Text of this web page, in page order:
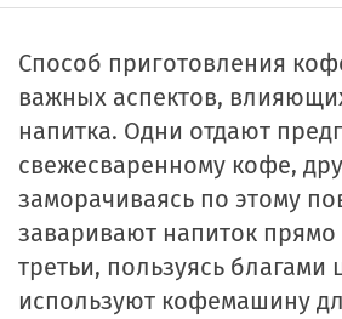
Способ приготовления
важных аспектов,
напитка. Одни отдают
свежесваренному кофе,
заморачиваясь по этому
заваривают напиток прямо
третьи, пользуясь благами
используют кофемашину